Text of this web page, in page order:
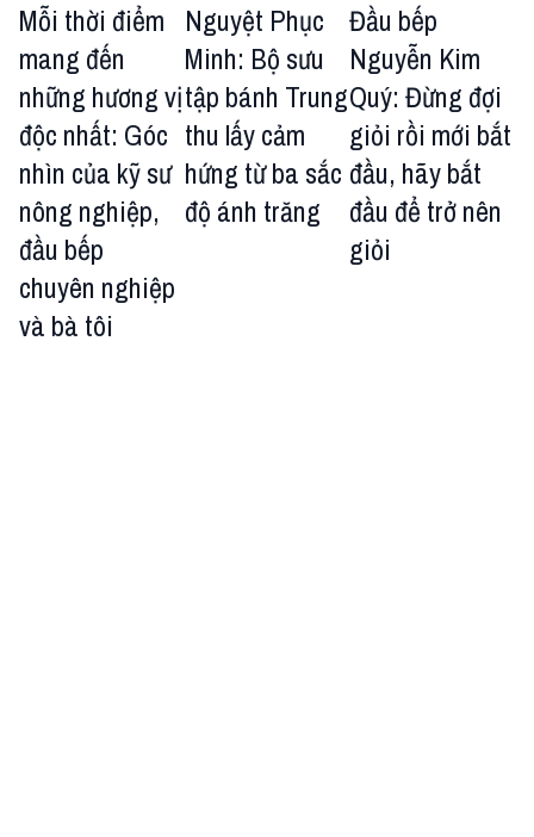
Mỗi thời điểm
mang đến
những hương vị
độc nhất: Góc
nhìn của kỹ sư
nông nghiệp,
đầu bếp
chuyên nghiệp
và bà tôi
Nguyệt Phục
Minh: Bộ sưu
tập bánh Trung
thu lấy cảm
hứng từ ba sắc
độ ánh trăng
Đầu bếp
Nguyễn Kim
Quý: Đừng đợi
giỏi rồi mới bắt
đầu, hãy bắt
đầu để trở nên
giỏi